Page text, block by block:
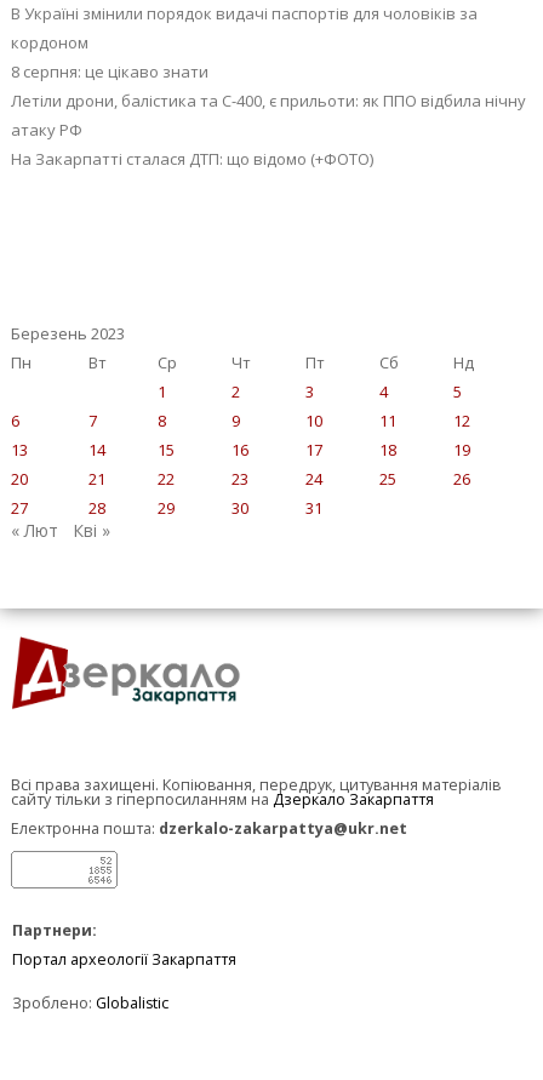
В Україні змінили порядок видачі паспортів для чоловіків за
кордоном
8 серпня: це цікаво знати
Летіли дрони, балістика та С-400, є прильоти: як ППО відбила нічну
атаку РФ
На Закарпатті сталася ДТП: що відомо (+ФОТО)
Березень 2023
Пн
Вт Ср Чт Пт Сб
Нд
1
2 3 4
5
6
7 8 9 10 11
12
13
14 15 16 17 18
19
20
21 22 23 24 25
26
27
28 29 30 31
« Лют Кві »
Всі права захищені. Копіювання, передрук, цитування матеріалів
сайту тільки з гіперпосиланням на Дзеркало Закарпаття
Електронна пошта: dzerkalo-zakarpattya@ukr.net
Партнери:
Портал археології Закарпаття
Зроблено: Globalistic